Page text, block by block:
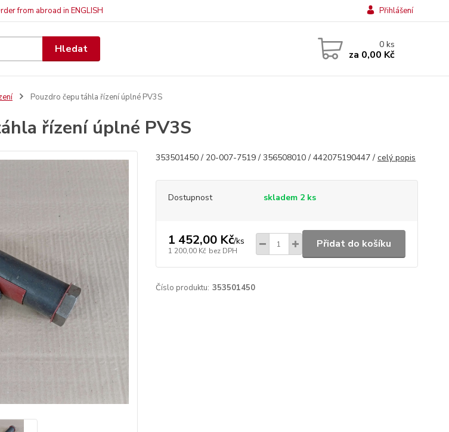
from abroad in ENGLISH Přihlášení
Hledat 0ks
za 0,00 Kč
Pouzdro čepu táhla řízení úplné PV3S
řízení úplné PV3S
353501450 / 20-007-7519 / 356508010 / 442075190447 / celý popis
Dostupnost skladem 2 ks
1 452,00 Kč/ks
1 200,00 Kč bez DPH
Přidat do košíku
Číslo produktu: 353501450